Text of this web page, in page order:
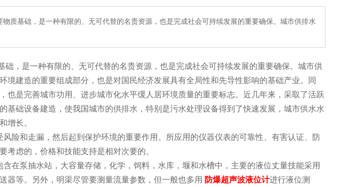
质基础，是一种有限的、无可代替的名贵资源，也是完成社会可持续发展的重要确保。城市供排水
，是一种有限的、无可代替的名贵资源，也是完成社会可持续发展的重要确保。城市供
境建造的重要组成部分，也是对国民经济发展具有全局性和先导性影响的基础产业。同
也是完善城市功用、进步城市化水平缓人居环境质量的重要标志。近几年来，采取了活跃
基础设备建造，使我国城市的供排水，特别是污水处理设备得到了快速发展，城市供水水
增长。
险和走漏，然后起到保护环境的重要作用。所应用的仪器仪表的可靠性、有害认证、防
考虑的，价格和技能支持是相对次要的。
在泵抽水站，大容量存储，化学，饲料，水库，堰和水槽中，主要的液位丈量技能采用
器等。另外，明渠尽管要测量流量参数，但一般也多用 防爆超声波液位计进行液位测